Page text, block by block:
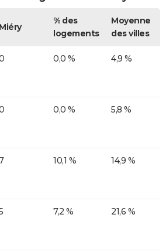
Miéry
% des
logements
Moyenne
des villes
0,0 % 4,9 %
0,0 % 5,8 %
10,1 % 14,9 %
7,2 % 21,6 %